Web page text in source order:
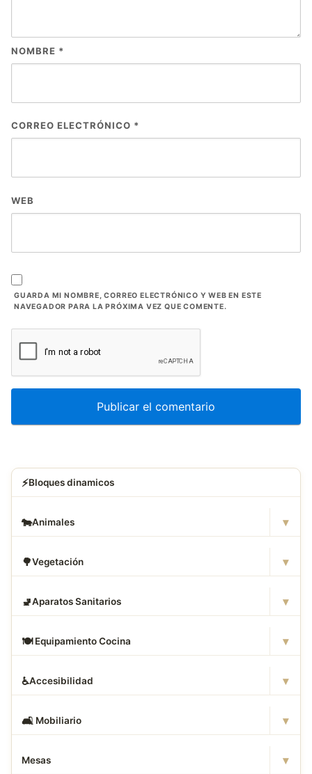
NOMBRE *
CORREO ELECTRÓNICO *
WEB
GUARDA MI NOMBRE, CORREO ELECTRÓNICO Y WEB EN ESTE
NAVEGADOR PARA LA PRÓXIMA VEZ QUE COMENTE.
⚡Bloques dinamicos
🐄Animales ▾
🌳Vegetación ▾
🚽Aparatos Sanitarios ▾
🍽️ Equipamiento Cocina ▾
♿Accesibilidad ▾
🛋 ️ Mobiliario ▾
Mesas ▾